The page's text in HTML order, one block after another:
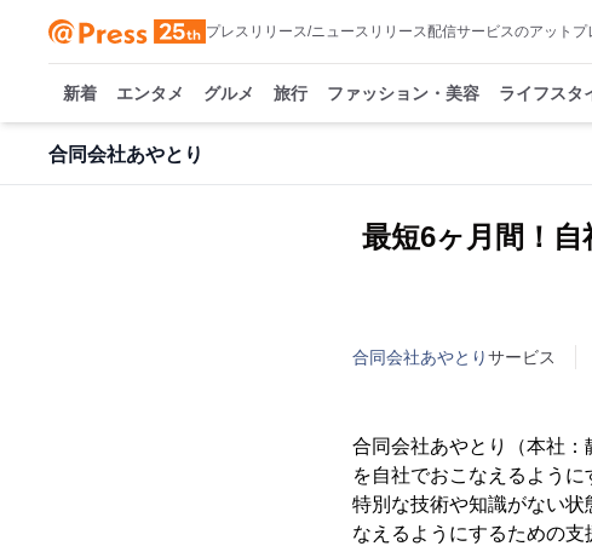
プレスリリース/ニュースリリース配信サービスのアットプ
新着 エンタメ グルメ 旅行 ファッション・美容 ライフスタ
合同会社あやとり
最短6ヶ月間！
合同会社あやとりサービス
合同会社あやとり（本社
を自社でおこなえるように
特別な技術や知識がない
なえるようにするための支